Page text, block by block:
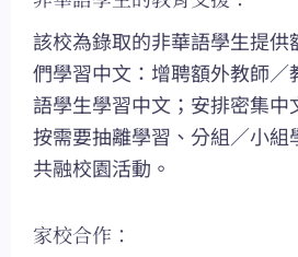
該校為錄取的非華語學生提供
們學習中文：增聘額外教師／
語學生學習中文；安排密集中
按需要抽離學習、分組／小組
共融校園活動。
家校合作：